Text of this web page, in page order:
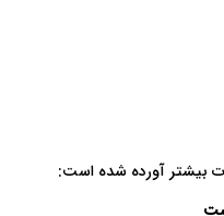
بیشتر آورده شده است: